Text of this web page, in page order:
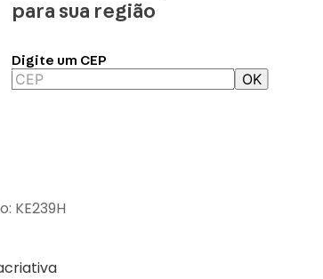
para sua região
Digite um CEP
OK
COM
CARROT MASCOT –
: KE239H